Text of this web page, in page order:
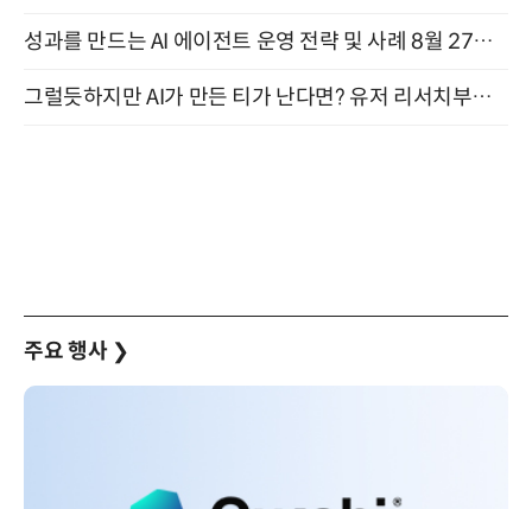
성과를 만드는 AI 에이전트 운영 전략 및 사례 8월 27일 개최
그럴듯하지만 AI가 만든 티가 난다면? 유저 리서치부터 배포까지! (9/15)
주요 행사 ❯